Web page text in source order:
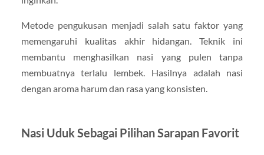
Metode pengukusan menjadi salah satu faktor yang
memengaruhi kualitas akhir hidangan. Teknik ini
membantu menghasilkan nasi yang pulen tanpa
membuatnya terlalu lembek. Hasilnya adalah nasi
dengan aroma harum dan rasa yang konsisten.
Nasi Uduk Sebagai Pilihan Sarapan Favorit